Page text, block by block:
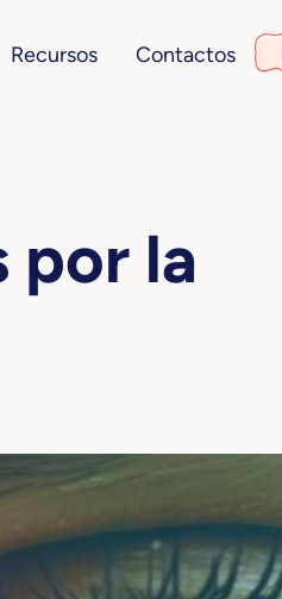
Recursos Contactos
por la